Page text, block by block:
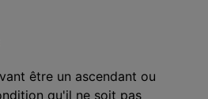
être un ascendant ou
qu'il ne soit pas